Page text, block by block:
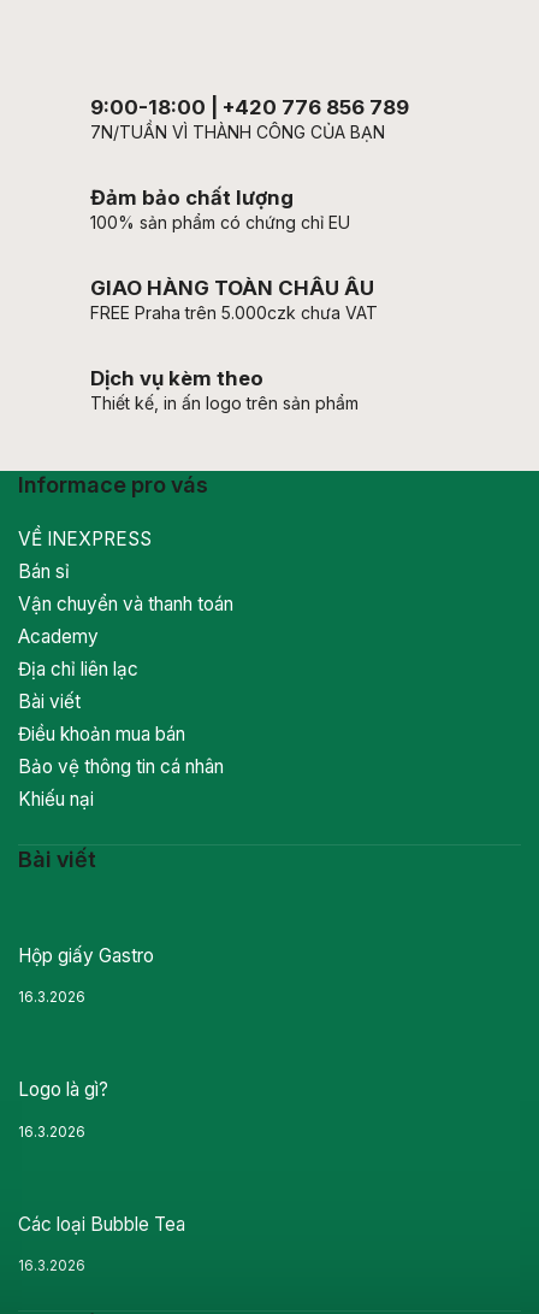
9:00-18:00 | +420 776 856 789
7N/TUẦN VÌ THÀNH CÔNG CỦA BẠN
Đảm bảo chất lượng
100% sản phẩm có chứng chỉ EU
GIAO HÀNG TOÀN CHÂU ÂU
FREE Praha trên 5.000czk chưa VAT
Dịch vụ kèm theo
Thiết kế, in ấn logo trên sản phẩm
Informace pro vás
VỀ INEXPRESS
Bán sỉ
Vận chuyển và thanh toán
Academy
Địa chỉ liên lạc
Bài viết
Điều khoản mua bán
Bảo vệ thông tin cá nhân
Khiếu nại
Bài viết
Hộp giấy Gastro
16.3.2026
Logo là gì?
16.3.2026
Các loại Bubble Tea
16.3.2026